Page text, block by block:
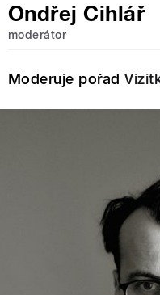
Ondřej Cihlář
moderátor
Moderuje pořad